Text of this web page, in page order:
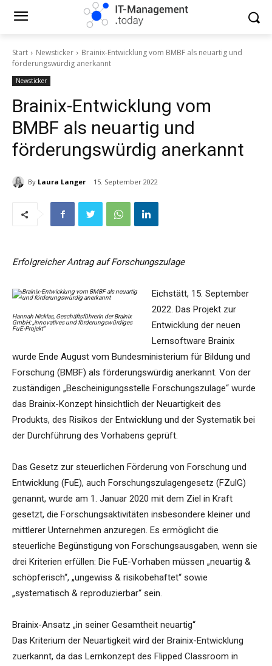
Start Newsticker
Brainix-Entwicklung vom BMBF als neuartig und
förderungswürdig anerkannt
Newsticker
Brainix-Entwicklung vom
BMBF als neuartig und
förderungswürdig anerkannt
By Laura Langer 15. September 2022
Erfolgreicher Antrag auf Forschungszulage
Hannah Nicklas, Geschäftsführerin der Brainix
GmbH: „innovatives und förderungswürdiges
FuE-Projekt“
Eichstätt, 15. September
2022. Das Projekt zur
Entwicklung der neuen
Lernsoftware Brainix
wurde Ende August vom Bundesministerium für Bildung und
Forschung (BMBF) als förderungswürdig anerkannt. Von der
zuständigen „Bescheinigungsstelle Forschungszulage“ wurde
das Brainix-Konzept hinsichtlich der Neuartigkeit des
Produkts, des Risikos der Entwicklung und der Systematik bei
der Durchführung des Vorhabens geprüft.
Das Gesetz zur steuerlichen Förderung von Forschung und
Entwicklung (FuE), auch Forschungszulagengesetz (FZulG)
genannt, wurde am 1. Januar 2020 mit dem Ziel in Kraft
gesetzt, die Forschungsaktivitäten insbesondere kleiner und
mittlerer Unternehmen anzuregen. Es ermöglicht die
steuerliche Begünstigung von Forschungsausgaben, wenn sie
drei Kriterien erfüllen: Die FuE-Vorhaben müssen „neuartig &
schöpferisch“, „ungewiss & risikobehaftet“ sowie
„systematisch & reproduzierbar“ sein.
Brainix-Ansatz „in seiner Gesamtheit neuartig“
Das Kriterium der Neuartigkeit wird der Brainix-Entwicklung
zuerkannt, da das Lernkonzept des Flipped Classroom in